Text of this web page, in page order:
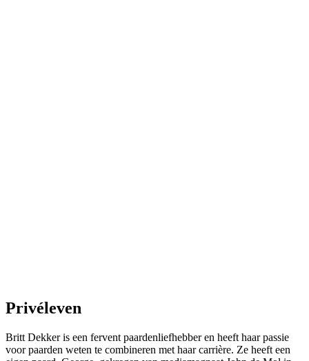
Privéleven
Britt Dekker is een fervent paardenliefhebber en heeft haar passie
voor paarden weten te combineren met haar carrière. Ze heeft een